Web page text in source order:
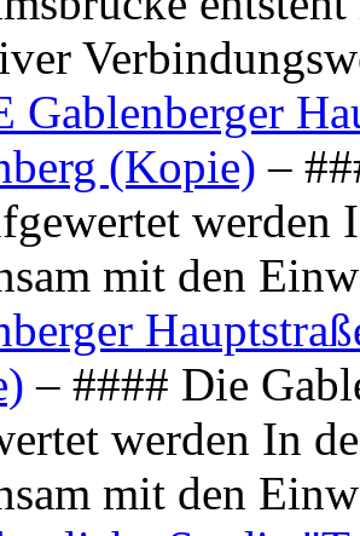
Gablenberger
(Kopie) –
werden
mit den
– #### Die
werden In
mit den